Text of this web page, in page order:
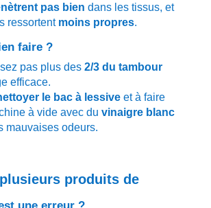
pas bien dans les tissus, et
ressortent moins propres.
faire ?
pas plus des 2/3 du tambour
efficace.
le bac à lessiveet à faire
à vide avec du vinaigre blanc
mauvaises odeurs.
produits de